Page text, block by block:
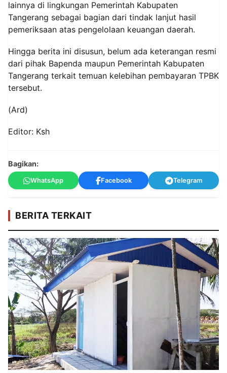
lainnya di lingkungan Pemerintah Kabupaten
Tangerang sebagai bagian dari tindak lanjut hasil
pemeriksaan atas pengelolaan keuangan daerah.
Hingga berita ini disusun, belum ada keterangan resmi
dari pihak Bapenda maupun Pemerintah Kabupaten
Tangerang terkait temuan kelebihan pembayaran TPBK
tersebut.
(Ard)
Editor: Ksh
Bagikan:
WhatsApp Facebook Telegram
BERITA TERKAIT